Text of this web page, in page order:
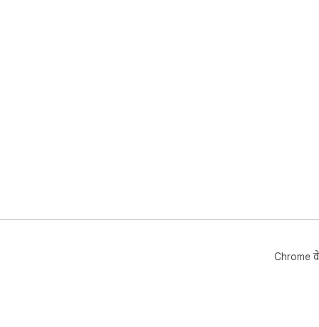
Chrome